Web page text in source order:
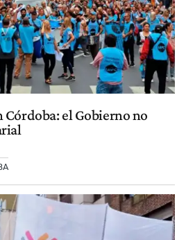
Córdoba: el Gobierno no